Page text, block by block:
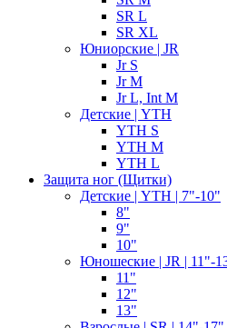
SR L
SR XL
Юниорские | JR
Jr S
Jr M
Jr L, Int M
Детские | YTH
YTH S
YTH M
YTH L
Защита ног (Щитки)
Детские | YTH | 7"-10"
8"
9"
10"
Юношеские | JR | 11"-
11"
12"
13"